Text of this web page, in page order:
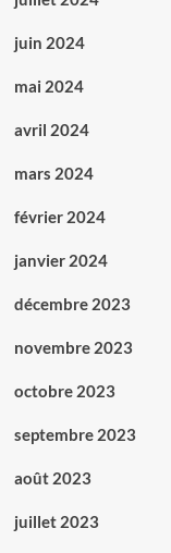
juin 2024
mai 2024
avril 2024
mars 2024
février 2024
janvier 2024
décembre 2023
novembre 2023
octobre 2023
septembre 2023
août 2023
juillet 2023